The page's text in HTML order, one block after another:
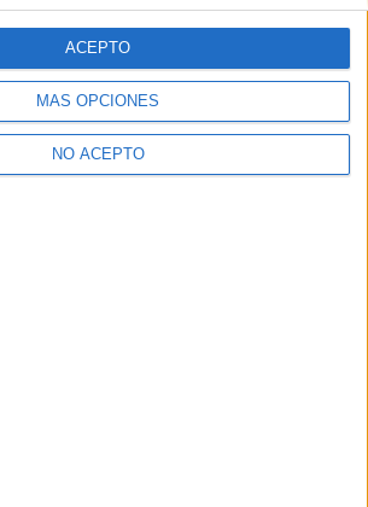
MÁS OPCIONES
NO ACEPTO
ACEPTO
por registrarte te daremos
ebook con 100 consejos para tu